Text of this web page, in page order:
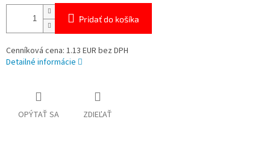
Pridať do košíka
Cenníková cena: 1.13 EUR bez DPH
Detailné informácie
OPÝTAŤ SA ZDIEĽAŤ